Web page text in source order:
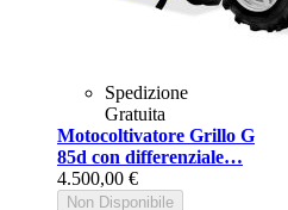
Spedizione
Gratuita
Motocoltivatore Grillo G
85d con differenziale…
4.500,00 €
Non Disponibile